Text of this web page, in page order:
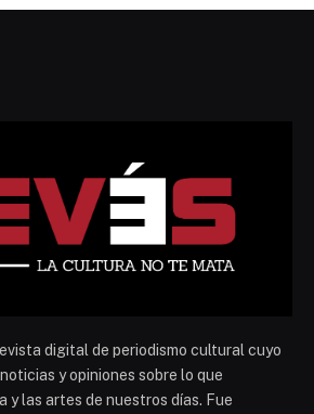
digital de periodismo cultural cuyo
y opiniones sobre lo que
y las artes de nuestros días. Fue